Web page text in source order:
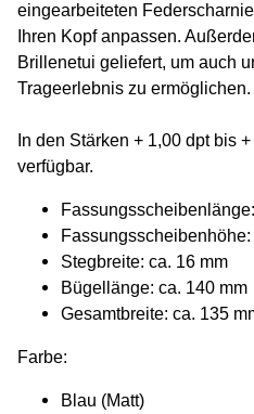
eingearbeiteten
Ihren Kopf anpassen.
Brillenetui geliefert, um auch
Trageerlebnis zu ermöglichen.
In den Stärken + 1,00 dpt bis
verfügbar.
Stegbreite: ca. 16 mm
Bügellänge: ca. 140 mm
Gesamtbreite: ca. 135
Farbe:
Blau (Matt)